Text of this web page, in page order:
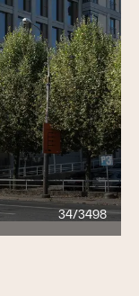
34/3498